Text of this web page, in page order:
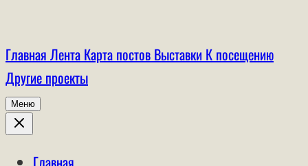
Главная Лента Карта постов Выставки К посещению
Другие проекты
Меню
Главная